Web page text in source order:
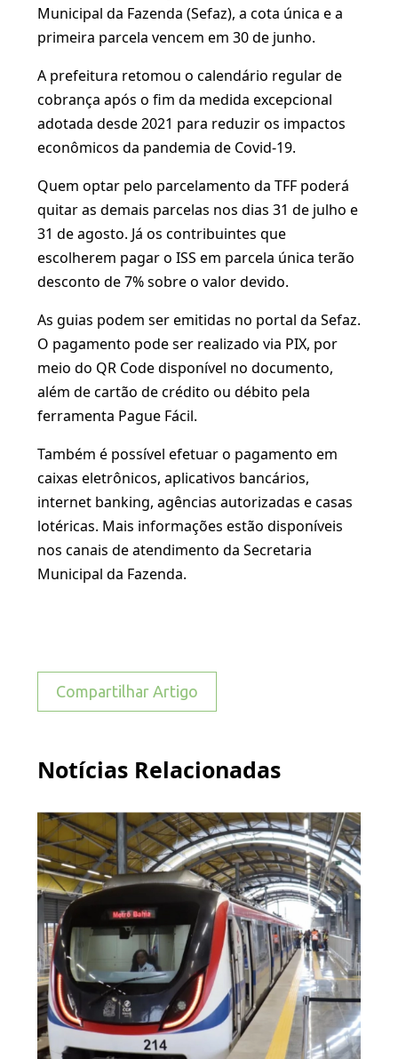
Municipal da Fazenda (Sefaz), a cota única e a
primeira parcela vencem em 30 de junho.
A prefeitura retomou o calendário regular de
cobrança após o fim da medida excepcional
adotada desde 2021 para reduzir os impactos
econômicos da pandemia de Covid-19.
Quem optar pelo parcelamento da TFF poderá
quitar as demais parcelas nos dias 31 de julho e
31 de agosto. Já os contribuintes que
escolherem pagar o ISS em parcela única terão
desconto de 7% sobre o valor devido.
As guias podem ser emitidas no portal da Sefaz.
O pagamento pode ser realizado via PIX, por
meio do QR Code disponível no documento,
além de cartão de crédito ou débito pela
ferramenta Pague Fácil.
Também é possível efetuar o pagamento em
caixas eletrônicos, aplicativos bancários,
internet banking, agências autorizadas e casas
lotéricas. Mais informações estão disponíveis
nos canais de atendimento da Secretaria
Municipal da Fazenda.
Compartilhar Artigo
Notícias Relacionadas